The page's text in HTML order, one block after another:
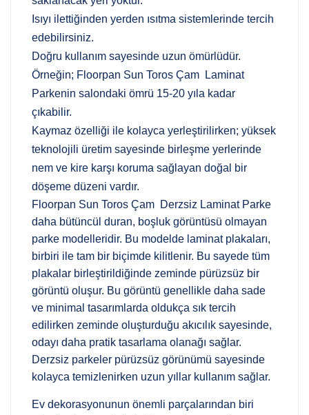
Isıyı ilettiğinden yerden ısıtma sistemlerinde tercih
edebilirsiniz.
Doğru kullanım sayesinde uzun ömürlüdür.
Örneğin; Floorpan Sun Toros Çam Laminat
Parkenin salondaki ömrü 15-20 yıla kadar
çıkabilir.
Kaymaz özelliği ile kolayca yerleştirilirken; yüksek
teknolojili üretim sayesinde birleşme yerlerinde
nem ve kire karşı koruma sağlayan doğal bir
döşeme düzeni vardır.
Floorpan Sun Toros Çam Derzsiz Laminat Parke
daha bütüncül duran, boşluk görüntüsü olmayan
parke modelleridir. Bu modelde laminat plakaları,
birbiri ile tam bir biçimde kilitlenir. Bu sayede tüm
plakalar birleştirildiğinde zeminde pürüzsüz bir
görüntü oluşur. Bu görüntü genellikle daha sade
ve minimal tasarımlarda oldukça sık tercih
edilirken zeminde oluşturduğu akıcılık sayesinde,
odayı daha pratik tasarlama olanağı sağlar.
Derzsiz parkeler pürüzsüz görünümü sayesinde
kolayca temizlenirken uzun yıllar kullanım sağlar.
Ev dekorasyonunun önemli parçalarından biri